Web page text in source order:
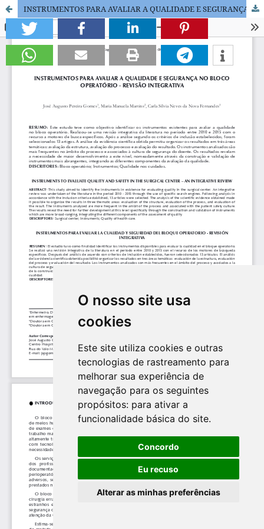
O nosso site usa
cookies
Este site utiliza cookies e outras
tecnologias de rastreamento para
melhorar sua experiência de
navegação para os seguintes
propósitos: para ativar a
funcionalidade básica do site.
Concordo
Eu recuso
Alterar as minhas preferências
INSTRUMENTOS PARA AVALIAR A QUALIDADE E SEGURANÇA NO BLOCO OPERATÓRIO - REVISÃO INTEGRATIVA